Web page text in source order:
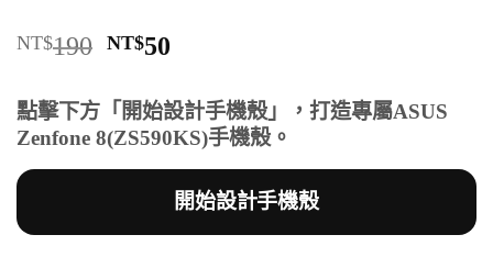
NT$190 原
價
格：
NT$190。
NT$50
價
格：
NT$50。
點擊下方「開始設計手機殼」，打造專屬ASUS
Zenfone 8(ZS590KS)手機殼。
開始設計手機殼